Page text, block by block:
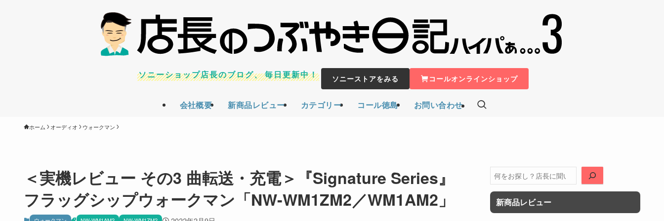
会社概要 新商品レビュー カテゴリー コール徳島 お問い合わせ
ソニーショップ店長のブログ、毎日更新中！ ソニーストアをみる コールオンラインショップ
ホーム オーディオ ウォークマン
＜実機レビュー その3 曲転送・充電＞『Signature Series』
フラッグシップウォークマン「NW-WM1ZM2／WM1AM2」
検
索
新商品レビュー